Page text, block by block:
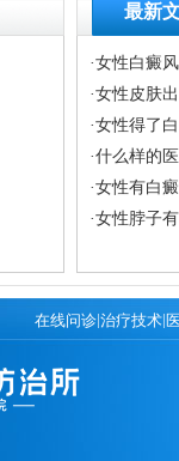
最新
·女性白癜
·女性皮肤
·女性得了
·什么样的
·女性有白
·女性脖子
在线问诊|治疗技术|